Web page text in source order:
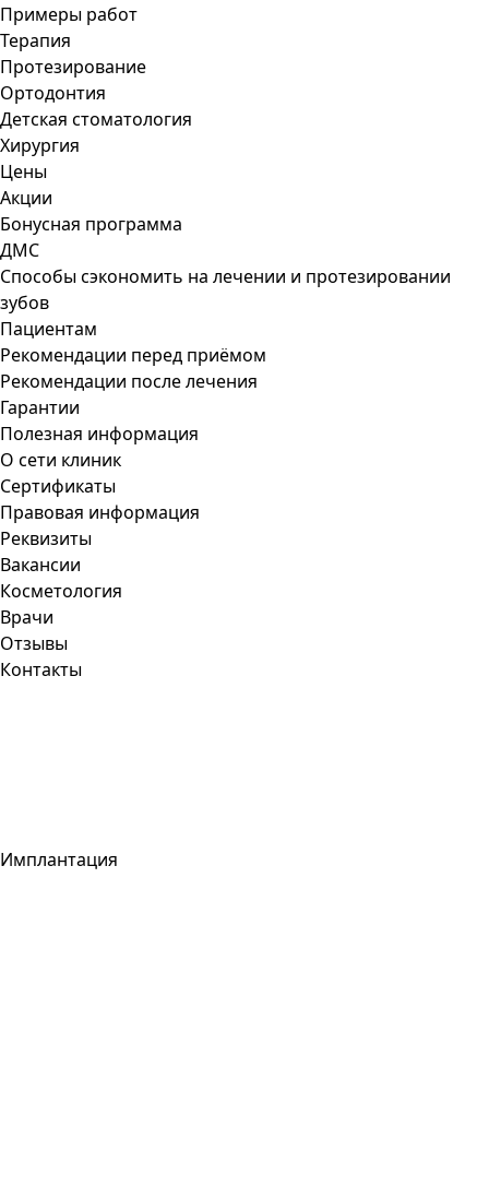
Примеры работ
Терапия
Протезирование
Ортодонтия
Детская стоматология
Хирургия
Цены
Акции
Бонусная программа
ДМС
Способы сэкономить на лечении и протезировании
зубов
Пациентам
Рекомендации перед приёмом
Рекомендации после лечения
Гарантии
Полезная информация
О сети клиник
Сертификаты
Правовая информация
Реквизиты
Вакансии
Косметология
Врачи
Отзывы
Контакты
Имплантация